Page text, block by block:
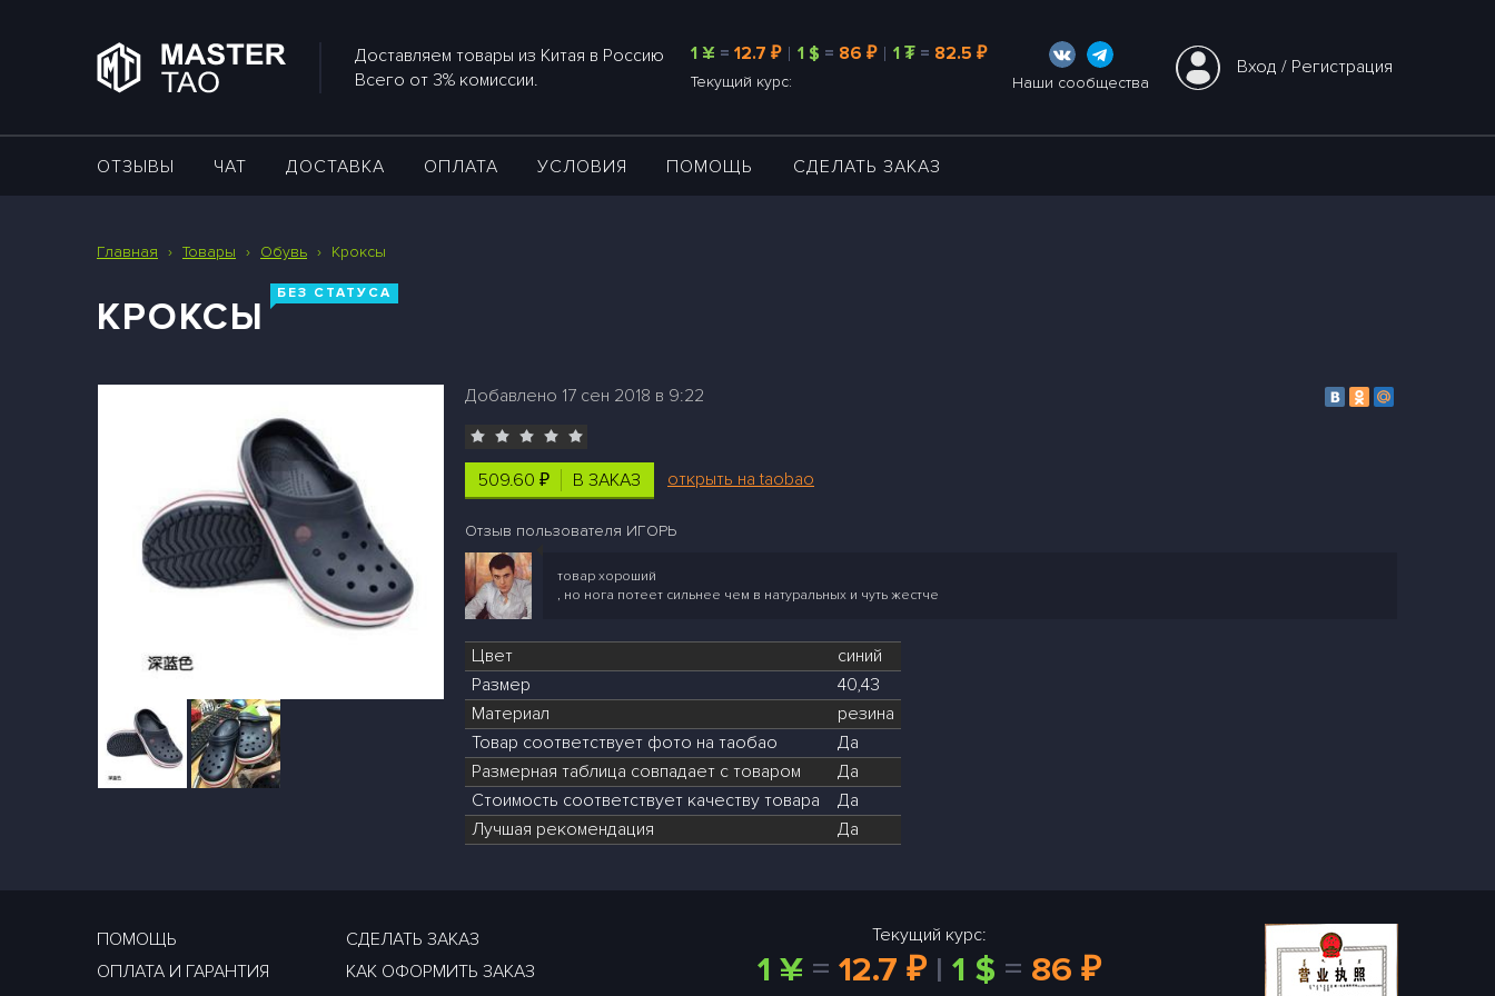
Доставляем товары из Китая в Россию
Всего от 3% комиссии.
1 ¥ = 12.7 ₽ 1 $ = 86 ₽ 1 ₮= 82.5 ₽
Текущий курс: Наши сообщества
Вход / Регистрация
ОТЗЫВЫ ЧАТ ДОСТАВКА ОПЛАТА УСЛОВИЯ ПОМОЩЬ СДЕЛАТЬ ЗАКАЗ
Главная › Товары › Обувь › Кроксы
КРОКСЫ
БЕЗ СТАТУСА
Добавлено 17 сен 2018 в 9:22
509.60 ₽ В ЗАКАЗ открыть на taobao
Отзыв пользователя ИГОРЬ
товар хороший
, но нога потеет сильнее чем в натуральных и чуть жестче
Цвет
синий
Размер
40,43
Материал
резина
Товар соответствует фото на таобао
Да
Размерная таблица совпадает с товаром
Да
Стоимость соответствует качеству товара
Да
Лучшая рекомендация
Да
ПОМОЩЬ
ОПЛАТА И ГАРАНТИЯ
СДЕЛАТЬ ЗАКАЗ
КАК ОФОРМИТЬ ЗАКАЗ
Текущий курс:
1 ¥ = 12.7 ₽ | 1 $ = 86 ₽